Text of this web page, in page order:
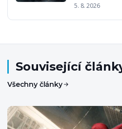
5. 8. 2026
Související
Všechny články